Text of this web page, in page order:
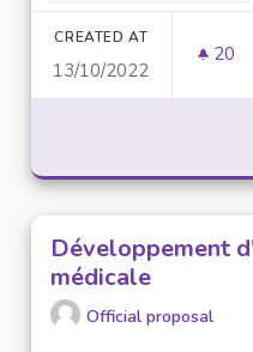
CREATED AT
13/10/2022
20
Développement
médicale
Official proposal